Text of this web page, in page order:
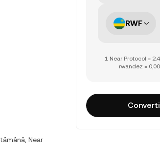
Near
RWF
1 Near Protocol =
rwandez =